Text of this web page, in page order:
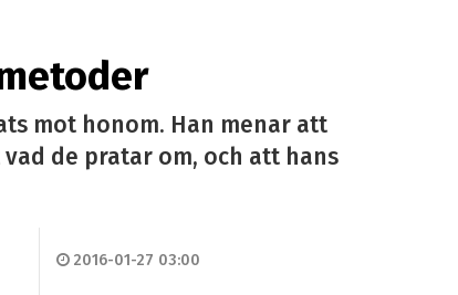
mot honom. Han menar att
de pratar om, och att hans
2016-01-27 03:00